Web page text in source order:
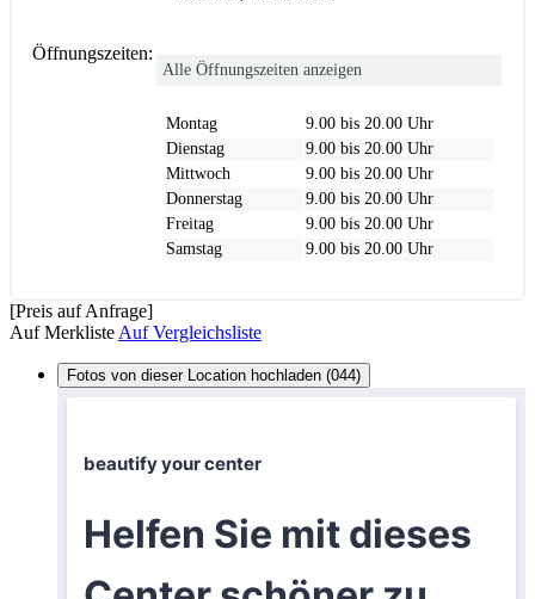
Öffnungszeiten:
Alle Öffnungszeiten anzeigen
Montag
9.00 bis 20.00 Uhr
Dienstag
9.00 bis 20.00 Uhr
Mittwoch
9.00 bis 20.00 Uhr
Donnerstag
9.00 bis 20.00 Uhr
Freitag
9.00 bis 20.00 Uhr
Samstag
9.00 bis 20.00 Uhr
[Preis auf Anfrage]
Auf Merkliste Auf Vergleichsliste
Fotos von dieser Location hochladen (044)